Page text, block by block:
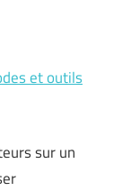
et outils
sur un